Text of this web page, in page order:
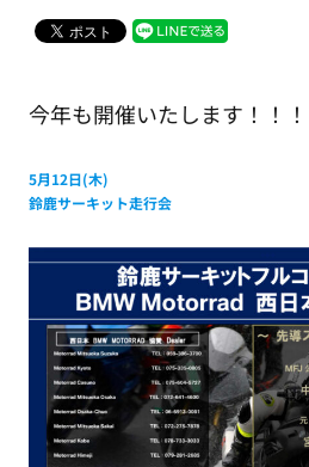
今年も開催いたします！！！
5月12日(木)
鈴鹿サーキット走行会